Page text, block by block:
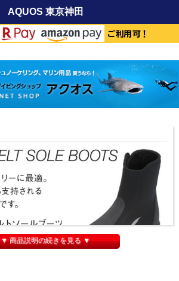
AQUOS 東京神田
▼ 商品説明の続きを見る ▼